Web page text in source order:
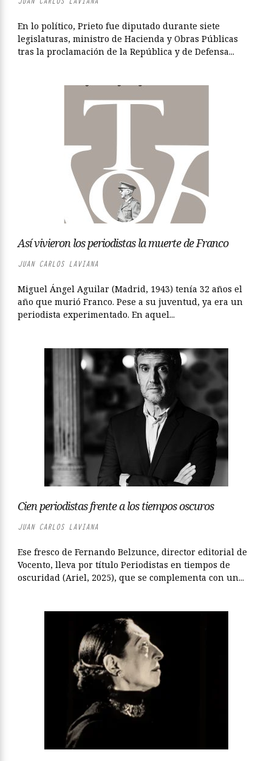
En lo político, Prieto fue diputado durante siete
legislaturas, ministro de Hacienda y Obras Públicas
tras la proclamación de la República y de Defensa...
Así vivieron los periodistas la muerte de Franco
JUAN CARLOS LAVIANA
Miguel Ángel Aguilar (Madrid, 1943) tenía 32 años el
año que murió Franco. Pese a su juventud, ya era un
periodista experimentado. En aquel...
Cien periodistas frente a los tiempos oscuros
JUAN CARLOS LAVIANA
Ese fresco de Fernando Belzunce, director editorial de
Vocento, lleva por título Periodistas en tiempos de
oscuridad (Ariel, 2025), que se complementa con un...